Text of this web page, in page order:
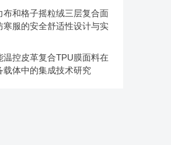
布和格子摇粒绒三层复合面
寒服的安全舒适性设计与实
温控皮革复合TPU膜面料在
载体中的集成技术研究